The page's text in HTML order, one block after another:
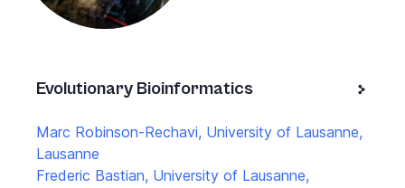
Evolutionary Bioinformatics
Marc Robinson-Rechavi, University of Lausanne,
Lausanne
Frederic Bastian, University of Lausanne,